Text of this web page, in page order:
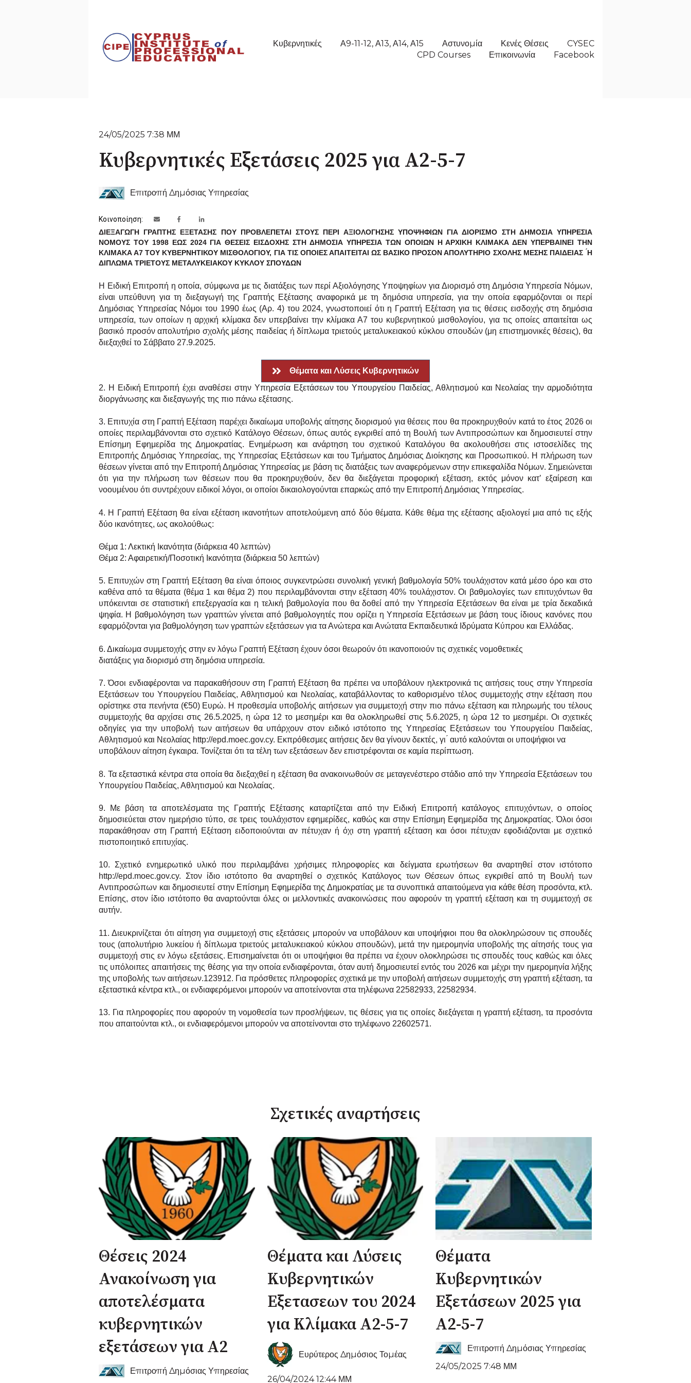
Κυβερνητικές Α9-11-12, Α13, Α14, Α15 Αστυνομία Κενές Θέσεις
CYSEC
CPD Courses
Επικοινωνία Facebook
24/05/2025 7:38 ΜΜ
Κυβερνητικές Εξετάσεις 2025 για Α2-5-7
Επιτροπή Δημόσιας Υπηρεσίας
Κοινοποίηση:
ΔΙΕΞΑΓΩΓΗ ΓΡΑΠΤΗΣ ΕΞΕΤΑΣΗΣ ΠΟΥ ΠΡΟΒΛΕΠΕΤΑΙ ΣΤΟΥΣ ΠΕΡΙ ΑΞΙΟΛΟΓΗΣΗΣ ΥΠΟΨΗΦΙΩΝ ΓΙΑ ΔΙΟΡΙΣΜΟ ΣΤΗ ΔΗΜΟΣΙΑ ΥΠΗΡΕΣΙΑ
ΝΟΜΟΥΣ ΤΟΥ 1998 ΕΩΣ 2024 ΓΙΑ ΘΕΣΕΙΣ ΕΙΣΔΟΧΗΣ ΣΤΗ ΔΗΜΟΣΙΑ ΥΠΗΡΕΣΙΑ ΤΩΝ ΟΠΟΙΩΝ Η ΑΡΧΙΚΗ ΚΛΙΜΑΚΑ ΔΕΝ ΥΠΕΡΒΑΙΝΕΙ ΤΗΝ
ΚΛΙΜΑΚΑ Α7 ΤΟΥ ΚΥΒΕΡΝΗΤΙΚΟΥ ΜΙΣΘΟΛΟΓΙΟΥ, ΓΙΑ ΤΙΣ ΟΠΟΙΕΣ ΑΠΑΙΤΕΙΤΑΙ ΩΣ ΒΑΣΙΚΟ ΠΡΟΣΟΝ ΑΠΟΛΥΤΗΡΙΟ ΣΧΟΛΗΣ ΜΕΣΗΣ ΠΑΙΔΕΙΑΣ ́Η
ΔΙΠΛΩΜΑ ΤΡΙΕΤΟΥΣ ΜΕΤΑΛΥΚΕΙΑΚΟΥ ΚΥΚΛΟΥ ΣΠΟΥΔΩΝ
Η Ειδική Επιτροπή η οποία, σύμφωνα με τις διατάξεις των περί Αξιολόγησης Υποψηφίων για Διορισμό στη ΔημόσιαΥπηρεσία Νόμων,
είναι υπεύθυνη για τη διεξαγωγή της Γραπτής Εξέτασης αναφορικά με τη δημόσια υπηρεσία, για την οποία εφαρμόζονται οι περί
Δημόσιας Υπηρεσίας Νόμοι του 1990 έως (Αρ. 4) του 2024, γνωστοποιεί ότι η Γραπτή Εξέταση για τις θέσεις εισδοχής στη δημόσια
υπηρεσία, των οποίων η αρχική κλίμακα δεν υπερβαίνει την κλίμακα Α7του κυβερνητικού μισθολογίου, για τις οποίες απαιτείται ως
βασικό προσόν απολυτήριο σχολής μέσης παιδείας ήδίπλωμα τριετούς μεταλυκειακού κύκλου σπουδών (μη επιστημονικές θέσεις), θα
διεξαχθεί το Σάββατο 27.9.2025.
Θέματα και Λύσεις Κυβερνητικών
2. Η Ειδική Επιτροπή έχει αναθέσει στην Υπηρεσία Εξετάσεων του Υπουργείου Παιδείας, Αθλητισμού και Νεολαίας την αρμοδιότητα
διοργάνωσης και διεξαγωγής της πιο πάνω εξέτασης.
3. Επιτυχία στη Γραπτή Εξέταση παρέχει δικαίωμα υποβολής αίτησης διορισμού για θέσεις που θα προκηρυχθούν κατά το έτος 2026 οι
οποίες περιλαμβάνονται στο σχετικό Κατάλογο Θέσεων, όπως αυτός εγκριθεί από τη Βουλή των Αντιπροσώπων και δημοσιευτεί στην
Επίσημη Εφημερίδα της Δημοκρατίας. Ενημέρωση και ανάρτηση του σχετικού
Καταλόγου θα ακολουθήσει στις ιστοσελίδες της
Επιτροπής Δημόσιας Υπηρεσίας, της Υπηρεσίας Εξετάσεων και τουΤμήματος Δημόσιας Διοίκησης και Προσωπικού. Η πλήρωση των
θέσεων γίνεται από την Επιτροπή Δημόσιας Υπηρεσίας με βάση τις διατάξεις των αναφερόμενων στην επικεφαλίδα Νόμων. Σημειώνεται
ότι για την πλήρωση των θέσεων που θα προκηρυχθούν, δεν θα διεξάγεται προφορικήεξέταση, εκτός μόνον κατ’ εξαίρεση και
νοουμένου ότι συντρέχουν ειδικοί λόγοι, οι οποίοι δικαιολογούνται επαρκώς από την Επιτροπή Δημόσιας Υπηρεσίας.
4. Η Γραπτή Εξέταση θα είναι εξέταση ικανοτήτων αποτελούμενη από δύο θέματα. Κάθε θέμα της εξέτασης αξιολογεί μια από τις εξής
δύο ικανότητες, ως ακολούθως:
Θέμα 1: Λεκτική Ικανότητα (διάρκεια 40 λεπτών)
Θέμα 2: Αφαιρετική/Ποσοτική Ικανότητα (διάρκεια 50 λεπτών)
5. Επιτυχών στη Γραπτή Εξέταση θα είναι όποιος συγκεντρώσει συνολική γενική βαθμολογία 50% τουλάχιστον κατά μέσο όρο και στο
καθένα από τα θέματα (θέμα 1 και θέμα 2) που περιλαμβάνονται στην εξέταση 40% τουλάχιστον. Οι βαθμολογίες των επιτυχόντων θα
υπόκεινται σε στατιστική επεξεργασία και η τελική βαθμολογία που θα δοθεί από την Υπηρεσία Εξετάσεων θα είναι με τρία δεκαδικά
ψηφία. Η βαθμολόγηση των γραπτών γίνεται από βαθμολογητές που ορίζει η Υπηρεσία Εξετάσεων με βάση τους ίδιους κανόνες που
εφαρμόζονται για βαθμολόγηση των γραπτών εξετάσεων για τα Ανώτερα και Ανώτατα Εκπαιδευτικά Ιδρύματα Κύπρου και Ελλάδας.
6. Δικαίωμα συμμετοχής στην εν λόγω Γραπτή Εξέταση έχουν όσοι θεωρούν ότι ικανοποιούν τις σχετικές νομοθετικές
διατάξεις για διορισμό στη δημόσια υπηρεσία.
7. Όσοι ενδιαφέρονται να παρακαθήσουν στη Γραπτή Εξέταση θα πρέπει να υποβάλουν ηλεκτρονικά τις αιτήσεις τους στην Υπηρεσία
Εξετάσεων του Υπουργείου Παιδείας, Αθλητισμού και Νεολαίας, καταβάλλοντας το καθορισμένο τέλος συμμετοχής στην εξέταση που
ορίστηκε στα πενήντα (€50) Ευρώ. Η προθεσμία υποβολής αιτήσεων γιασυμμετοχή στην πιο πάνω εξέταση και πληρωμής του τέλους
συμμετοχής θα αρχίσει στις 26.5.2025, η ώρα 12 το μεσημέρι και θα ολοκληρωθεί στις 5.6.2025, η ώρα 12 το μεσημέρι. Οι σχετικές
οδηγίες για την υποβολή τωναιτήσεων θα υπάρχουν στον ειδικό ιστότοπο της Υπηρεσίας Εξετάσεων του Υπουργείου Παιδείας,
Αθλητισμού και Νεολαίας http://epd.moec.gov.cy. Εκπρόθεσμες αιτήσεις δεν θα γίνουν δεκτές, γι ́ αυτό καλούνται οι υποψήφιοι να
υποβάλουν αίτηση έγκαιρα. Τονίζεται ότι τα τέλη των εξετάσεων δεν επιστρέφονται σε καμία περίπτωση.
8. Τα εξεταστικά κέντρα στα οποία θα διεξαχθεί η εξέταση θα ανακοινωθούν σε μεταγενέστερο στάδιο από την Υπηρεσία Εξετάσεων του
Υπουργείου Παιδείας, Αθλητισμού και Νεολαίας.
9. Με βάση τα αποτελέσματα της Γραπτής Εξέτασης καταρτίζεται από την Ειδική Επιτροπή κατάλογος επιτυχόντων, ο οποίος
δημοσιεύεται στον ημερήσιο τύπο, σε τρεις τουλάχιστον εφημερίδες, καθώς και στην Επίσημη Εφημερίδα τηςΔημοκρατίας. Όλοι όσοι
παρακάθησαν στη Γραπτή Εξέταση ειδοποιούνται αν πέτυχαν ή όχι στη γραπτή εξέταση και όσοι πέτυχαν εφοδιάζονται με σχετικό
πιστοποιητικό επιτυχίας.
10. Σχετικό ενημερωτικό υλικό που περιλαμβάνει χρήσιμες πληροφορίες και δείγματα ερωτήσεων θα αναρτηθεί στον ιστότοπο
http://epd.moec.gov.cy. Στον ίδιο ιστότοπο θα αναρτηθεί ο σχετικός Κατάλογος των Θέσεων όπως εγκριθεί από τη Βουλή των
Αντιπροσώπων και δημοσιευτεί στην Επίσημη Εφημερίδα της Δημοκρατίας με τα συνοπτικά απαιτούμενα για κάθε θέση προσόντα, κτλ.
Επίσης, στον ίδιο ιστότοπο θα αναρτούνται όλες οι μελλοντικές ανακοινώσεις που αφορούν τη γραπτή εξέταση και τη συμμετοχή σε
αυτήν.
11. Διευκρινίζεται ότι αίτηση για συμμετοχή στις εξετάσεις μπορούν να υποβάλουν και υποψήφιοι που θαολοκληρώσουν τις σπουδές
τους (απολυτήριο λυκείου ή δίπλωμα τριετούς μεταλυκειακού κύκλου σπουδών), μετά την ημερομηνία υποβολής της αίτησής τους για
συμμετοχή στις εν λόγω εξετάσεις. Επισημαίνεται ότι οι υποψήφιοι θα πρέπει να έχουν ολοκληρώσει τις σπουδές τους καθώς και όλες
τις υπόλοιπες απαιτήσεις της θέσης για την οποίαενδιαφέρονται, όταν αυτή δημοσιευτεί εντός του 2026 και μέχρι την ημερομηνία λήξης
της υποβολής των αιτήσεων.123912. Για πρόσθετες πληροφορίες σχετικά με την υποβολή αιτήσεων συμμετοχής στη γραπτή εξέταση, τα
εξεταστικά κέντρα κτλ., οι ενδιαφερόμενοι μπορούν να αποτείνονται στα τηλέφωνα 22582933, 22582934.
13. Για πληροφορίες που αφορούν τη νομοθεσία των προσλήψεων, τις θέσεις για τις οποίες διεξάγεται η γραπτήεξέταση, τα προσόντα
που απαιτούνται κτλ., οι ενδιαφερόμενοι μπορούν να αποτείνονται στο τηλέφωνο 22602571.
Σχετικές αναρτήσεις
Θέσεις 2024
Ανακοίνωση για
αποτελέσματα
κυβερνητικών
εξετάσεων για Α2
Επιτροπή Δημόσιας Υπηρεσίας
Θέματα και Λύσεις
Κυβερνητικών
Εξετασεων του 2024
για Κλίμακα Α2-5-7
Ευρύτερος Δημόσιος Τομέας
26/04/2024 12:44 ΜΜ
Θέματα
Κυβερνητικών
Εξετάσεων 2025 για
Α2-5-7
Επιτροπή Δημόσιας Υπηρεσίας
24/05/2025 7:48 ΜΜ